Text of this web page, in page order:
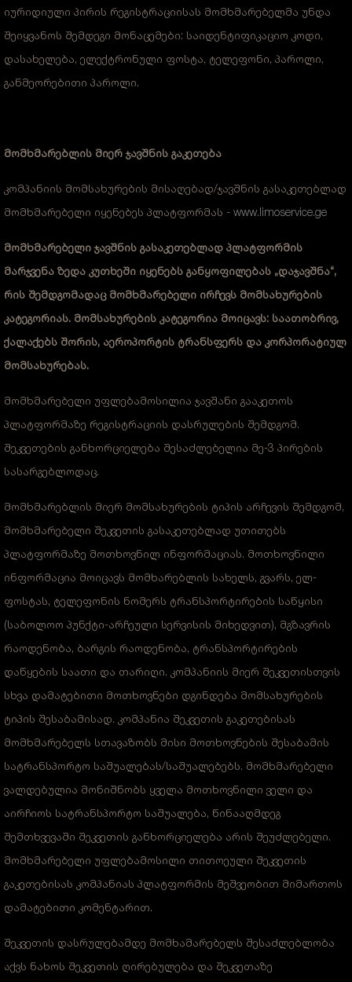
იურიდიული პირის რეგისტრაციისას მომხმარებელმა უნდა
შეიყვანოს შემდეგი მონაცემები: საიდენტიფიკაციო კოდი,
დასახელება, ელექტრონული ფოსტა, ტელეფონი, პაროლი,
განმეორებითი პაროლი.
მომხმარებლის მიერ ჯავშნის გაკეთება
კომპანიის მომსახურების მისაღებად/ჯავშნის გასაკეთებლად
მომხმარებელი იყენებეს პლატფორმას - www.limoservice.ge
მომხმარებელი ჯავშნის გასაკეთებლად პლატფორმის
მარჯვენა ზედა კუთხეში იყენებს განყოფილებას „დაჯავშნა“,
რის შემდგომადაც მომხმარებელი ირჩევს მომსახურების
კატეგორიას. მომსახურების კატეგორია მოიცავს: საათობრივ,
ქალაქებს შორის, აეროპორტის ტრანსფერს და კორპორატიულ
მომსახურებას.
მომხმარებელი უფლებამოსილია ჯავშანი გააკეთოს
პლატფორმაზე რეგისტრაციის დასრულების შემდგომ.
შეკვეთების განხორციელება შესაძლებელია მე-3 პირების
სასარგებლოდაც.
მომხმარებლის მიერ მომსახურების ტიპის არჩევის შემდგომ,
მომხმარებელი შეკვეთის გასაკეთებლად უთითებს
პლატფორმაზე მოთხოვნილ ინფორმაციას. მოთხოვნილი
ინფორმაცია მოიცავს მომხარებლის სახელს, გვარს, ელ-
ფოსტას, ტელეფონის ნომერს ტრანსპორტირების საწყისი
(საბოლოო პუნქტი-არჩეული სერვისის მიხედვით), მგზავრის
რაოდენობა, ბარგის რაოდენობა, ტრანსპორტირების
დაწყების საათი და თარიღი. კომპანიის მიერ შეკვეთისთვის
სხვა დამატებითი მოთხოვნები დგინდება მომსახურების
ტიპის შესაბამისად. კომპანია შეკვეთის გაკეთებისას
მომხმარებელს სთავაზობს მისი მოთხოვნების შესაბამის
სატრანსპორტო საშუალებას/საშუალებებს. მომხმარებელი
ვალდებულია მონიშნობს ყველა მოთხოვნილი ველი და
აირჩიოს სატრანსპორტო საშუალება, წინააღმდეგ
შემთხვევაში შეკვეთის განხორციელება არის შეუძლებელი.
მომხმარებელი უფლებამოსილი თითოეული შეკვეთის
გაკეთებისას კომპანიას პლატფორმის მეშვეობით მიმართოს
დამატებითი კომენტარით.
შეკვეთის დასრულებამდე მომხამარებელს შესაძლებლობა
აქვს ნახოს შეკვეთის ღირებულება და შეკვეთაზე